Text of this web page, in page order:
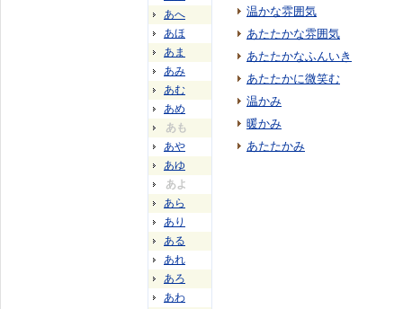
あへ
あほ
あま
あみ
あむ
あめ
あも
あや
あゆ
あよ
あら
あり
ある
あれ
あろ
あわ
温かな雰囲気
あたたかな雰囲気
あたたかなふんいき
あたたかに微笑む
温かみ
暖かみ
あたたかみ